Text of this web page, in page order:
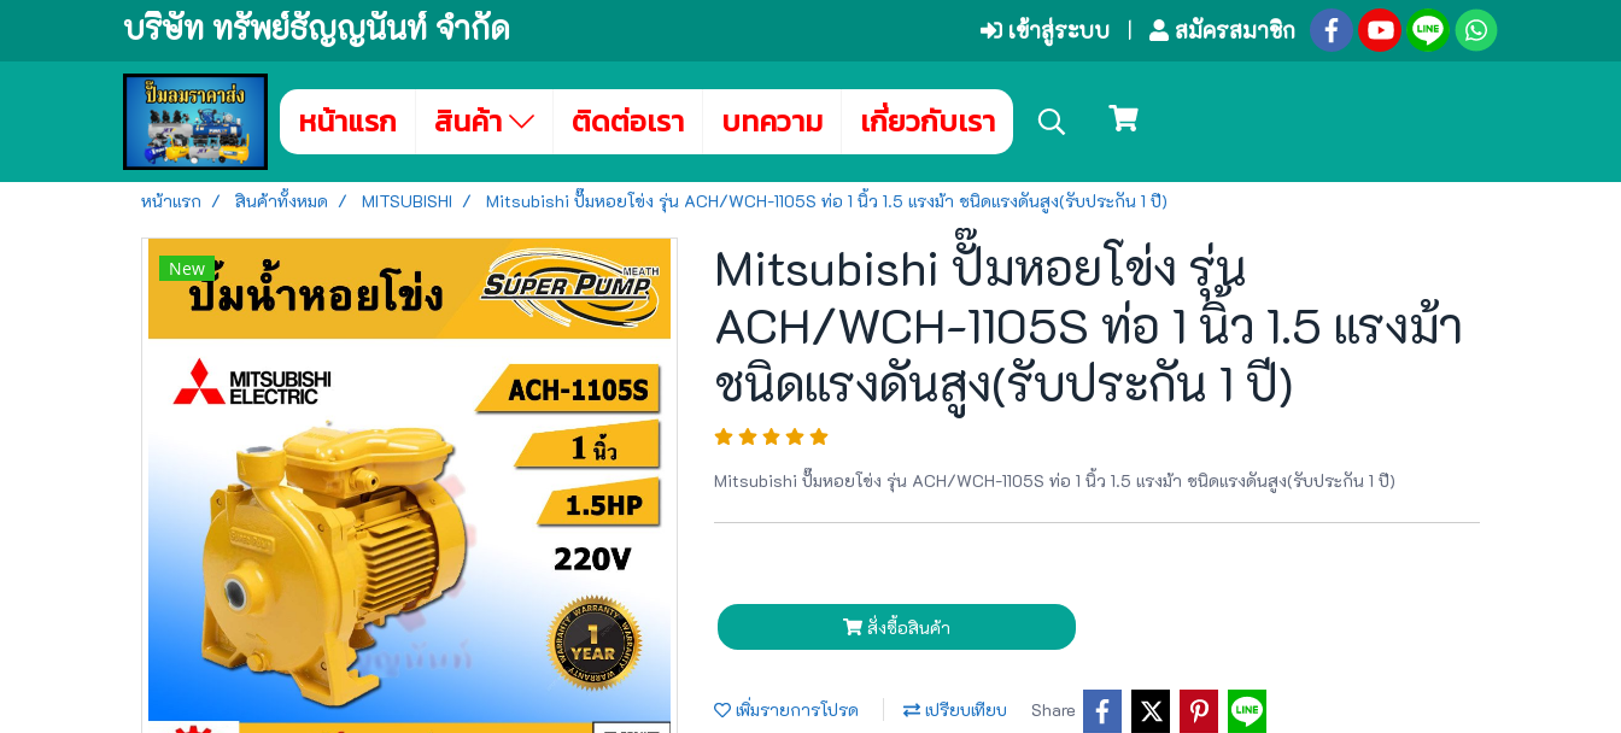
บริษัท ทรัพย์ธัญญนันท์ จำกัด เข้าสู่ระบบ สมัครสมาชิก
หน้าแรก สินค้า ติดต่อเรา บทความ เกี่ยวกับเรา
หน้าแรก สินค้าทั้งหมด MITSUBISHI Mitsubishi ปั๊มหอยโข่ง รุ่น ACH/WCH-1105S ท่อ 1 นิ้ว 1.5 แรงม้า ชนิดแรงดันสูง(รับประกัน 1 ปี)
New
Mitsubishi ปั๊มหอยโข่ง รุ่น
ACH/WCH-1105S ท่อ 1 นิ้ว 1.5 แรงม้า
ชนิดแรงดันสูง(รับประกัน 1 ปี)
Mitsubishi ปั๊มหอยโข่ง รุ่น ACH/WCH-1105S ท่อ 1 นิ้ว 1.5 แรงม้า ชนิดแรงดันสูง(รับประกัน 1 ปี)
สั่งซื้อสินค้า
เพิ่มรายการโปรด เปรียบเทียบ Share